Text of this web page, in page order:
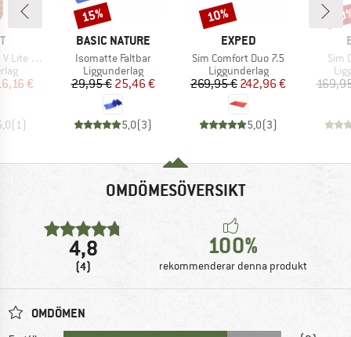
ECO
pris
€
(1)
VARUMÄRKE
BASIC NATURE
Produkter
Isomatte Faltbar
Produktgrupp
Liggunderlag
Pris
29,95 €Reducerat pris
25,46 €
5,0(3)
Rabatt
15%
VARUMÄRKE
EXPED
Produkter
Sim Comfort Duo 7.5
Produktgrupp
Liggunderlag
Pris
269,95 €Reducerat pris
242,96 €
5,0(3)
Rabatt
10%
Sim
OMDÖMESÖVERSIKT
4,8
(4)
100%
rekommenderar denna produkt
OMDÖMEN